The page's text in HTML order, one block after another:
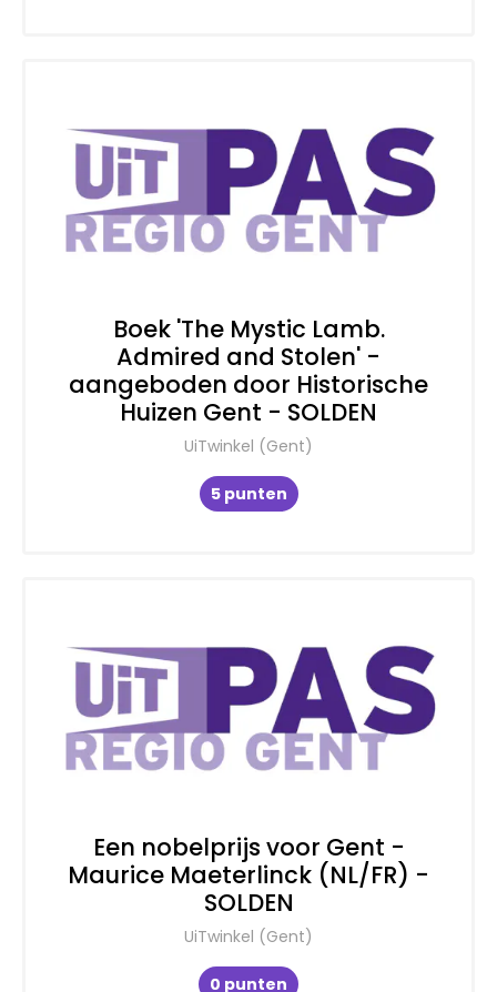
Boek 'The Mystic Lamb.
Admired and Stolen' -
aangeboden door Historische
Huizen Gent - SOLDEN
UiTwinkel (Gent)
5 punten
Een nobelprijs voor Gent -
Maurice Maeterlinck (NL/FR) -
SOLDEN
UiTwinkel (Gent)
0 punten